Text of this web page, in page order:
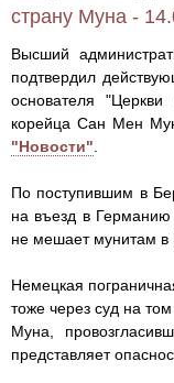
страну Муна -
Высший
подтвердил
основателя
корейца Сан Мен
"Новости"
По поступившим в
на въезд в Германию
не мешает мунитам в
Немецкая
тоже через суд на
Муна,
представляет